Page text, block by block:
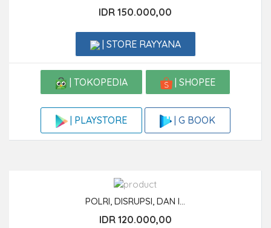
IDR 150.000,00
| STORE RAYYANA
| TOKOPEDIA | SHOPEE
| PLAYSTORE | G BOOK
POLRI, DISRUPSI, DAN I...
IDR 120.000,00